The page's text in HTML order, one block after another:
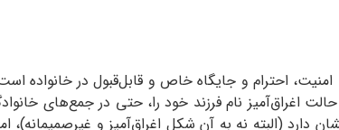
احترام و جایگاه خاص و قابل‌قبول در خانواده
اغراق‌آمیز نام فرزند خود را، حتی در جمع‌های
دارد (البته نه به آن شکل اغراق‌آمیز و